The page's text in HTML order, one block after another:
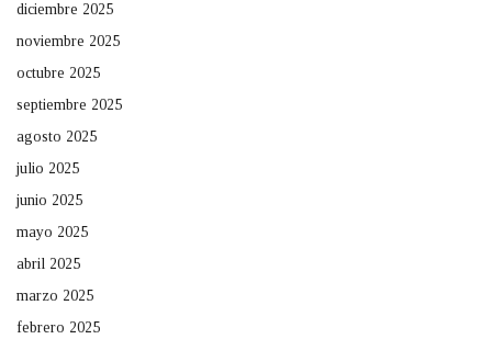
diciembre 2025
noviembre 2025
octubre 2025
septiembre 2025
agosto 2025
julio 2025
junio 2025
mayo 2025
abril 2025
marzo 2025
febrero 2025